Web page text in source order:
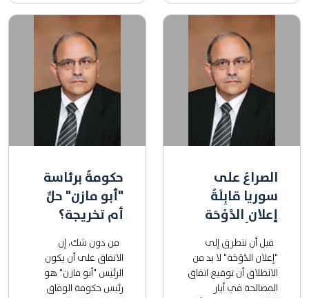
الصراعُ على
سوريا قابِلَةُ
إعلانِ الدَّوْحَة
قبل أن نتطرق إلى
"إعلان الدَّوْحَة" لا بد من
الانطلاق أن توقيع اتفاق
المصالحة في أيار
حكومةٌ برئاسة
"أبو مازن" حلٌّ
أم تخريجة؟
من دون شك، إن
الاتفاق على أن يكون
الرئيس "أبو مازن" هو
رئيس حكومة الوفاق